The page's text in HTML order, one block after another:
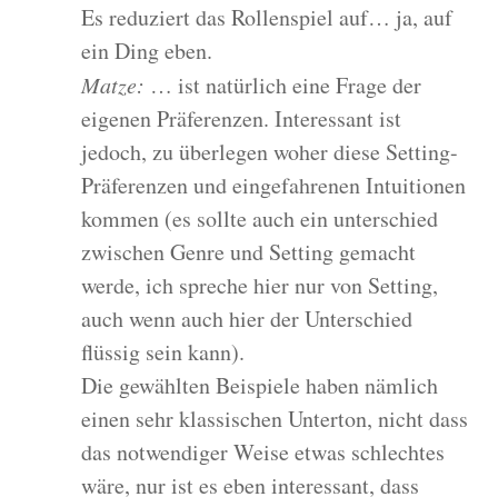
Es reduziert das Rollenspiel auf… ja, auf
ein Ding eben.
Matze: … ist natürlich eine Frage der
eigenen Präferenzen. Interessant ist
jedoch, zu überlegen woher diese Setting-
Präferenzen und eingefahrenen Intuitionen
kommen (es sollte auch ein unterschied
zwischen Genre und Setting gemacht
werde, ich spreche hier nur von Setting,
auch wenn auch hier der Unterschied
flüssig sein kann).
Die gewählten Beispiele haben nämlich
einen sehr klassischen Unterton, nicht dass
das notwendiger Weise etwas schlechtes
wäre, nur ist es eben interessant, dass